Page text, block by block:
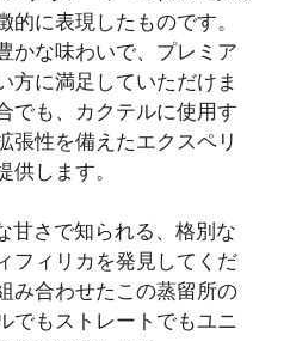
に表現したものです。
かな味わいで、プレミア
方に満足していただけま
でも、カクテルに使用す
張性を備えたエクスペリ
供します。